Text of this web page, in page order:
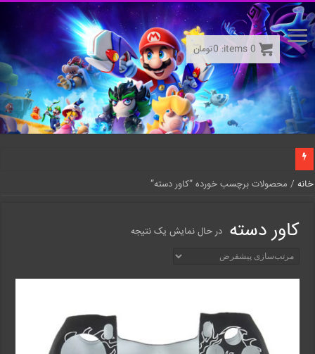
خانه / محصولات برچسب خورده “کاور دسته”
کاور دسته در حال نمایش یک نتیجه
0
items:
0تومان